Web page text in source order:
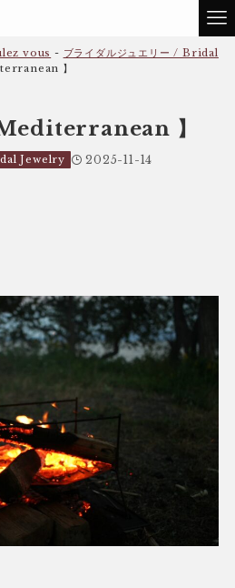
vous - ブライダルジュエリー / Bridal
】
】
Jewelry 2025-11-14